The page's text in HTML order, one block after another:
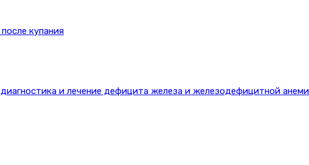
купания
и лечение дефицита железа и железодефицитной